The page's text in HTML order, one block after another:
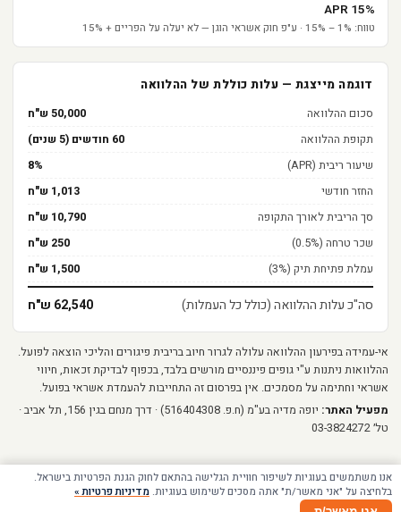
15% APR
טווח: 1% – 15% · ‎ע"פ חוק אשראי הוגן — לא יעלה על הפריים + 15%
דוגמה מייצגת — עלות כוללת של ההלוואה
סכום ההלוואה
50,000 ש"ח
תקופת ההלוואה
60 חודשים (5 שנים)
שיעור ריבית (APR)
8%
החזר חודשי
1,013 ש"ח
סך הריבית לאורך התקופה
10,790 ש"ח
שכר טרחה (0.5%)
250 ש"ח
עמלת פתיחת תיק (3%)
1,500 ש"ח
סה"כ עלות ההלוואה (כולל כל העמלות) 62,540 ש"ח
אי-עמידה בפירעון ההלוואה עלולה לגרור חיוב בריבית פיגורים והליכי הוצאה לפועל.
‎ההלוואות ניתנות ע"י גופים פיננסיים מורשים בלבד, בכפוף לבדיקת זכאות, חיווי
אשראי וחתימה על מסמכים. ‎אין בפרסום זה התחייבות להעמדת אשראי בפועל.
מפעיל האתר:
‎יופה מדיה בע"מ (ח.פ. 516404308) · ‎דרך מנחם בגין 156, תל אביב ·